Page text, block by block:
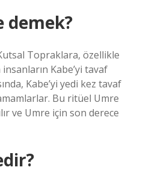
demek?
Topraklara, özellikle
Kabe’yi tavaf
Kabe’yi yedi kez tavaf
Bu ritüel Umre
ve Umre için son derece